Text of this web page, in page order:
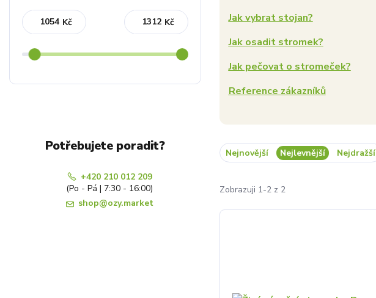
Jak vybrat stojan?
Jak osadit stromek?
Jak pečovat o stromeček?
Reference zákazníků
Nejnovější Nejlevnější Nejdražší
Zobrazuji 1-2 z 2
Kč Kč
Potřebujete poradit?
+420 210 012 209
(Po - Pá | 7:30 - 16:00)
shop@ozy.market